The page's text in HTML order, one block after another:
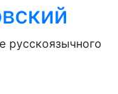
русскоязычного